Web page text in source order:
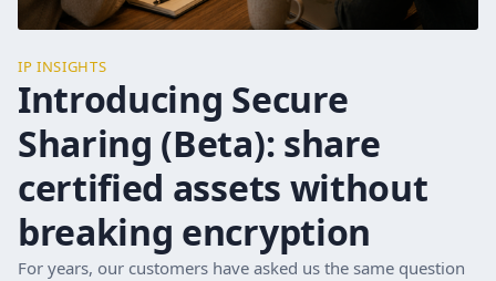
IP INSIGHTS
Introducing Secure
Sharing (Beta): share
certified assets without
breaking encryption
For years, our customers have asked us the same question